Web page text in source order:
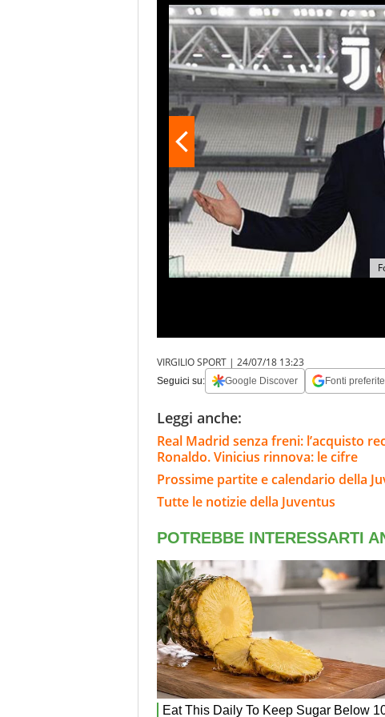
di avere ancora molta fame di
ai trofei di squadra, Cristiano in
la possibilità di battere ben dieci
mai riuscita l'impresa di vincere
Ronaldo con la Juventus -
chance di essere il primo a farlo.
VIRGILIO SPORT | 24/07/18 13:23
Seguici su: Google Discover Fonti preferite
Leggi anche:
Real Madrid senza freni: l’acquisto
Ronaldo. Vinicius rinnova: le cifre
Prossime partite e calendario della
Tutte le notizie della Juventus